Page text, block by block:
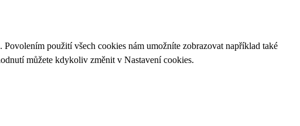
použití všech cookies nám umožníte zobrazovat například také
můžete kdykoliv změnit v Nastavení cookies.